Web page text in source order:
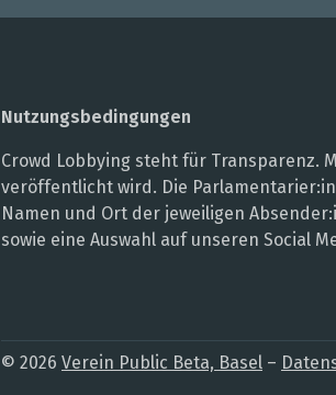
Nutzungsbedingungen
Crowd Lobbying steht für Transparenz.
veröffentlicht wird. Die
Namen und Ort der jeweiligen
sowie eine Auswahl auf unseren Social
© 2026 Verein Public Beta, Basel –